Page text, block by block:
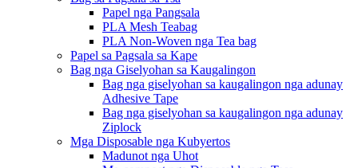
Papel nga Pangsala
PLA Mesh Teabag
PLA Non-Woven nga Tea bag
Papel sa Pagsala sa Kape
Bag nga Giselyohan sa Kaugalingon
Bag nga giselyohan sa kaugalingon nga adunay
Adhesive Tape
Bag nga giselyohan sa kaugalingon nga adunay
Ziplock
Mga Disposable nga Kubyertos
Madunot nga Uhot